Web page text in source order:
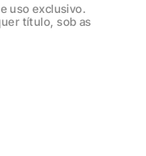
uso exclusivo.
título, sob as